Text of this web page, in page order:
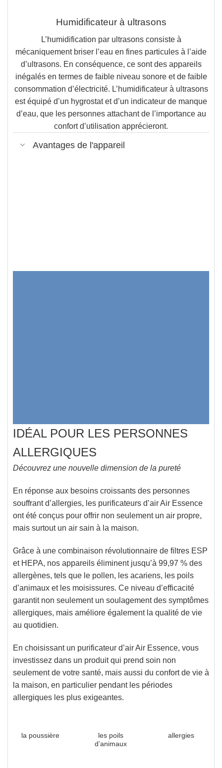
Humidificateur à ultrasons
L’humidification par ultrasons consiste à
mécaniquement briser l’eau en fines particules à l’aide
d’ultrasons. En conséquence, ce sont des appareils
inégalés en termes de faible niveau sonore et de faible
consommation d’électricité. L’humidificateur à ultrasons
est équipé d’un hygrostat et d’un indicateur de manque
d’eau, que les personnes attachant de l’importance au
confort d’utilisation apprécieront.
Avantages de l'appareil
IDÉAL POUR LES PERSONNES
ALLERGIQUES
Découvrez une nouvelle dimension de la pureté
En réponse aux besoins croissants des personnes
souffrant d’allergies, les purificateurs d’air Air Essence
ont été conçus pour offrir non seulement un air propre,
mais surtout un air sain à la maison.
Grâce à une combinaison révolutionnaire de filtres ESP
et HEPA, nos appareils éliminent jusqu’à 99,97 % des
allergènes, tels que le pollen, les acariens, les poils
d’animaux et les moisissures. Ce niveau d’efficacité
garantit non seulement un soulagement des symptômes
allergiques, mais améliore également la qualité de vie
au quotidien.
En choisissant un purificateur d’air Air Essence, vous
investissez dans un produit qui prend soin non
seulement de votre santé, mais aussi du confort de vie à
la maison, en particulier pendant les périodes
allergiques les plus exigeantes.
la poussière
les poils
d’animaux
allergies